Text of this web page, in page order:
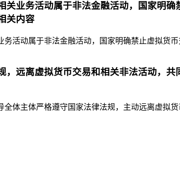
关业务活动属于非法金融活动，国家明
关内容
务活动属于非法金融活动，国家明确禁止虚拟货
，远离虚拟货币交易和相关非法活动，
全体主体严格遵守国家法律法规，主动远离虚拟